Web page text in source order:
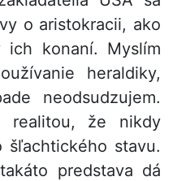
o aristokracii, ako
konaní. Myslím
heraldiky,
neodsudzujem.
realitou, že nikdy
šľachtického stavu.
predstava dá